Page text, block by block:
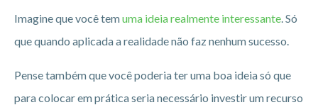
Imagine que você temuma ideia realmente interessante . Só
que quando aplicada a realidade não faz nenhum sucesso.
Pense também que você poderia ter uma boa ideia só que
para colocar em prática seria necessário investir um recurso